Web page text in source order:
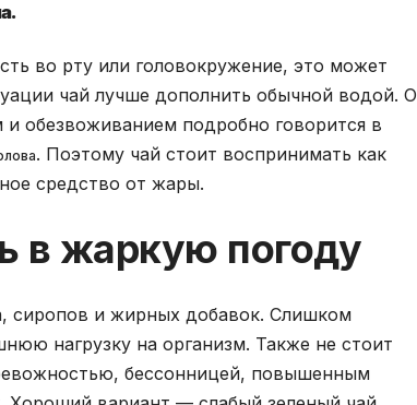
во рту или головокружение, это может
чай лучше дополнить обычной водой. О
обезвоживанием подробно говорится в
. Поэтому чай стоит воспринимать как
средство от жары.
в жаркую погоду
сиропов и жирных добавок. Слишком
нагрузку на организм. Также не стоит
бессонницей, повышенным